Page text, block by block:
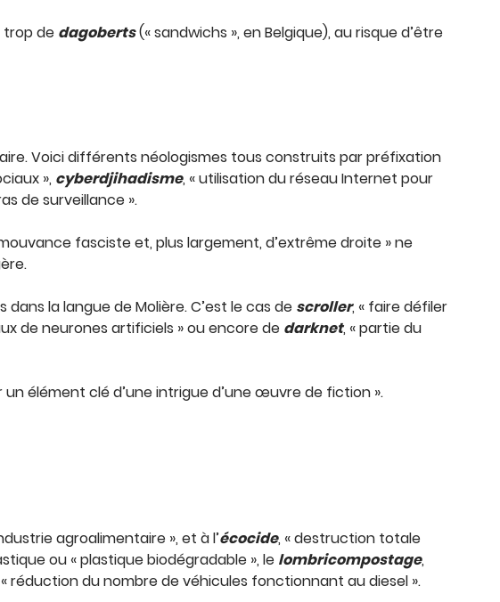
trop de dagoberts(« sandwichs », en Belgique), au risque d’être
Voici différents néologismes tous construits par préfixation
», cyberdjihadisme, « utilisation du réseau Internet pour
de surveillance ».
fasciste et, plus largement, d’extrême droite » ne
la langue de Molière. C’est le cas de scroller, « faire défiler
de neurones artificiels » ou encore de darknet, « partie du
un élément clé d’une intrigue d’une œuvre de fiction ».
agroalimentaire », et à l’écocide, « destruction totale
ou « plastique biodégradable », le lombricompostage,
réduction du nombre de véhicules fonctionnant au diesel ».